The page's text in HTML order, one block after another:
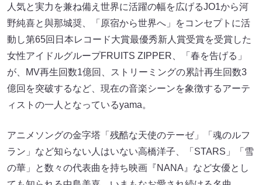
人気と実力を兼ね備え世界に活躍の幅を広げるJO1から河
野純喜と與那城奨、「原宿から世界へ」をコンセプトに活
動し第65回日本レコード大賞最優秀新人賞受賞を受賞した
女性アイドルグループFRUITS ZIPPER、「春を告げる」
が、MV再生回数1億回、ストリーミングの累計再生回数3
億回を突破するなど、現在の音楽シーンを象徴するアーテ
ィストの一人となっているyama。
アニメソングの金字塔「残酷な天使のテーゼ」「魂のルフ
ラン」など知らない人はいない高橋洋子、「STARS」「雪
の華」と数々の代表曲を持ち映画『NANA』など女優とし